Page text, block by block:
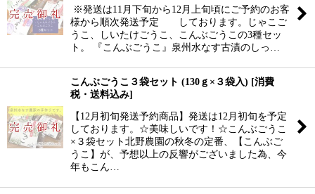
※発送は11月下旬から12月上旬頃にご予約のお客
様から順次発送予定 しております。じゃこご
うこ、しいたけごうこ、こんぶごうこの3種セッ
ト。 『こんぶごうこ』泉州水なす古漬のしっ…
こんぶごうこ３袋セット (130ｇ×３袋入) [消費
税・送料込み]
【12月初旬発送予約商品】発送は12月初旬を予定
しております。☆美味しいです！☆こんぶごうこ
×３袋セット北野農園の秋冬の定番、【こんぶご
うこ】が、予想以上の反響がございました為、今
年もこん…